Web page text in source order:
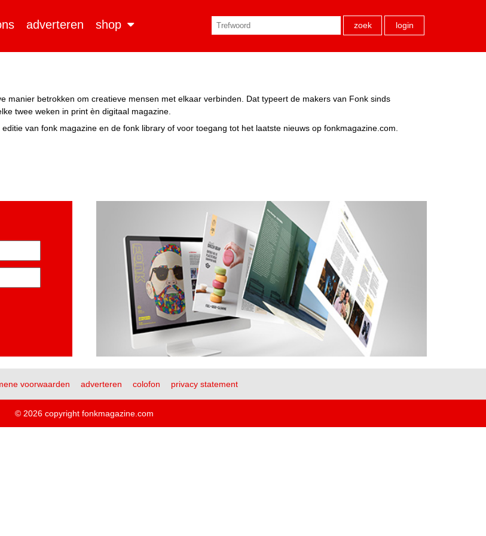
adverteren shop zoek login
manier betrokken om creatieve mensen met elkaar verbinden. Dat typeert de makers van Fonk sinds
twee weken in print èn digitaal magazine.
van fonk magazine en de fonk library of voor toegang tot het laatste nieuws op fonkmagazine.com.
voorwaarden adverteren colofon privacy statement
© 2026 copyright fonkmagazine.com